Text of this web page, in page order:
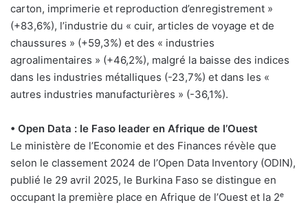
carton, imprimerie et reproduction d’enregistrement »
(+83,6%), l’industrie du « cuir, articles de voyage et de
chaussures » (+59,3%) et des « industries
agroalimentaires » (+46,2%), malgré la baisse des indices
dans les industries métalliques (-23,7%) et dans les «
autres industries manufacturières » (-36,1%).
• Open Data : le Faso leader en Afrique de l’Ouest
Le ministère de l’Economie et des Finances révèle que
selon le classement 2024 de l’Open Data Inventory (ODIN),
publié le 29 avril 2025, le Burkina Faso se distingue en
occupant la première place en Afrique de l’Ouest et la 2ᵉ